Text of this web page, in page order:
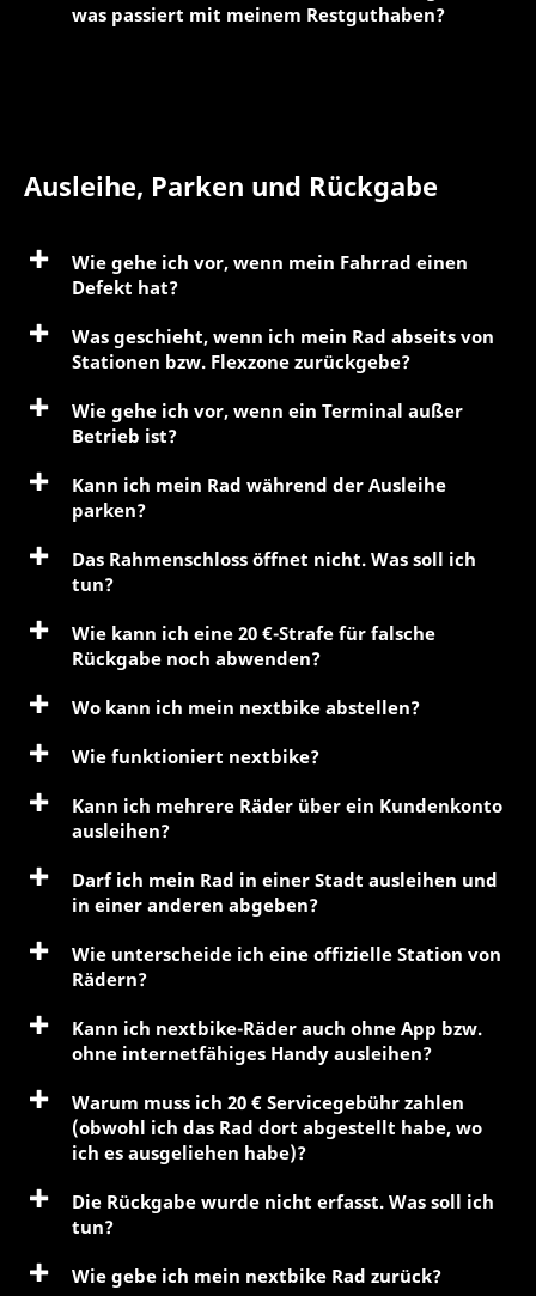
was passiert mit meinem Restguthaben?
Ausleihe, Parken und Rückgabe
Wie gehe ich vor, wenn mein Fahrrad einen
Defekt hat?
Was geschieht, wenn ich mein Rad abseits von
Stationen bzw. Flexzone zurückgebe?
Wie gehe ich vor, wenn ein Terminal außer
Betrieb ist?
Kann ich mein Rad während der Ausleihe
parken?
Das Rahmenschloss öffnet nicht. Was soll ich
tun?
Wie kann ich eine 20 €-Strafe für falsche
Rückgabe noch abwenden?
Wo kann ich mein nextbike abstellen?
Wie funktioniert nextbike?
Kann ich mehrere Räder über ein Kundenkonto
ausleihen?
Darf ich mein Rad in einer Stadt ausleihen und
in einer anderen abgeben?
Wie unterscheide ich eine offizielle Station von
Rädern?
Kann ich nextbike-Räder auch ohne App bzw.
ohne internetfähiges Handy ausleihen?
Warum muss ich 20 € Servicegebühr zahlen
(obwohl ich das Rad dort abgestellt habe, wo
ich es ausgeliehen habe)?
Die Rückgabe wurde nicht erfasst. Was soll ich
tun?
Wie gebe ich mein nextbike Rad zurück?